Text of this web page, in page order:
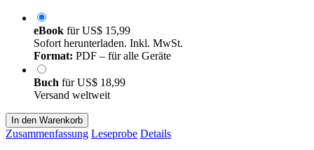
eBook fürUS$ 15,99
Sofort herunterladen. Inkl. MwSt.
Format: PDF – für alle Geräte
Buch fürUS$ 18,99
Versand weltweit
In den Warenkorb
Zusammenfassung Leseprobe Details